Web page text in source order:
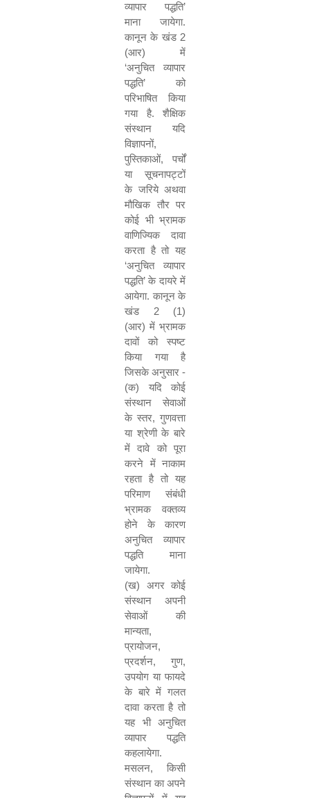
व्यापार पद्धति’
माना जायेगा.
कानून के खंड 2
(आर) में
‘अनुचित व्यापार
पद्धति’ को
परिभाषित किया
गया है. शैक्षिक
संस्थान यदि
विज्ञापनों,
पुस्तिकाओं, पर्चों
या सूचनापट्टों
के जरिये अथवा
मौखिक तौर पर
कोई भी भ्रामक
वाणिज्यिक दावा
करता है तो यह
‘अनुचित व्यापार
पद्धति’के दायरे में
आयेगा. कानून के
खंड 2 (1)
(आर) में भ्रामक
दावों को स्पष्ट
किया गया है
जिसके अनुसार -
(क) यदि कोई
संस्थान सेवाओं
के स्तर, गुणवत्ता
या श्रेणी के बारे
में दावे को पूरा
करने में नाकाम
रहता है तो यह
परिमाण संबंधी
भ्रामक वक्तव्य
होने के कारण
अनुचित व्यापार
पद्धति माना
जायेगा.
(ख) अगर कोई
संस्थान अपनी
सेवाओं की
मान्यता,
प्रायोजन,
प्रदर्शन, गुण,
उपयोग या फायदे
के बारे में गलत
दावा करता है तो
यह भी अनुचित
व्यापार पद्धति
कहलायेगा.
मसलन, किसी
संस्थान का अपने